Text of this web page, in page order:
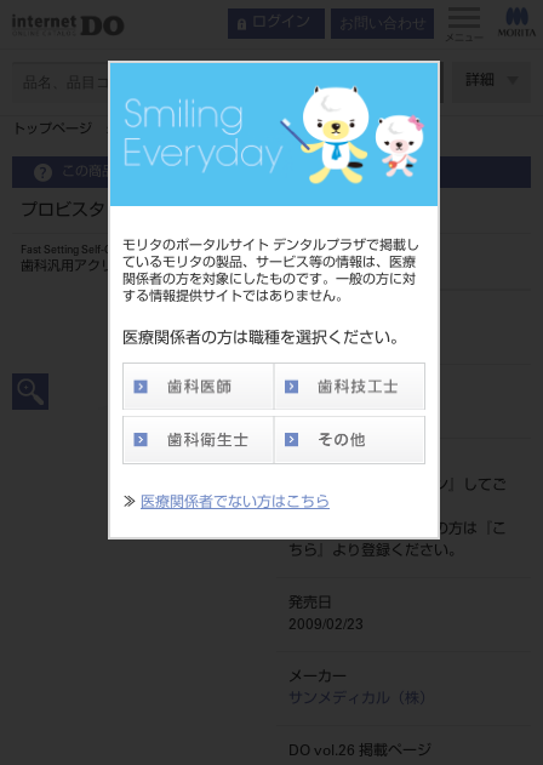
モリタのポータルサイト デンタルプラザで掲載し
ているモリタの製品、サービス等の情報は、医療
関係者の方を対象にしたものです。一般の方に対
する情報提供サイトではありません。
医療関係者の方は職種を選択ください。
≫ 医療関係者でない方はこちら
ログイン お問い合わせ
メニュー
詳細
トップページ プロビスタ （液） 100mL
この商品に関するお問い合わせ
プロビスタ （液） 100mL
Fast Setting Self-Curing Resin
歯科汎用アクリル系レジン
204610624
JAN/EANコード
標準価格
ログイン
』してご
覧ください。
ネット会員登録がまだの方は『
こ
ちら
』より登録ください。
発売日
2009/02/23
メーカー
サンメディカル（株）
DO vol.26 掲載ページ
インデックス 症例